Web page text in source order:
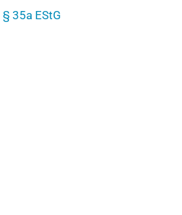
§ 35a EStG